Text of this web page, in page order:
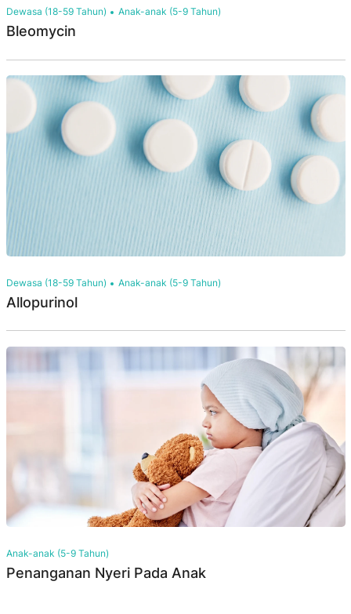
Dewasa (18-59 Tahun) Anak-anak (5-9 Tahun)
Bleomycin
Dewasa (18-59 Tahun) Anak-anak (5-9 Tahun)
Allopurinol
Anak-anak (5-9 Tahun)
Penanganan Nyeri Pada Anak